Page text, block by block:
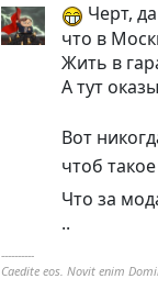
Черт,
что в
Жить в
А тут
Вот
чтоб
Что за
..
----------
Caedite eos. Novit enim